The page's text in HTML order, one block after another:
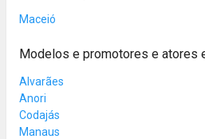
Maceió
Modelos e promotores e atores
Alvarães
Anori
Codajás
Manaus